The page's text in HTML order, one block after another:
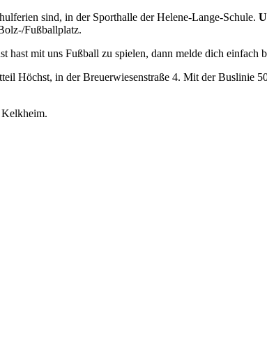
sind, in der Sporthalle der Helene-Lange-Schule.
Fußballplatz.
mit uns Fußball zu spielen, dann melde dich einfach
Höchst, in der Breuerwiesenstraße 4. Mit der Buslinie